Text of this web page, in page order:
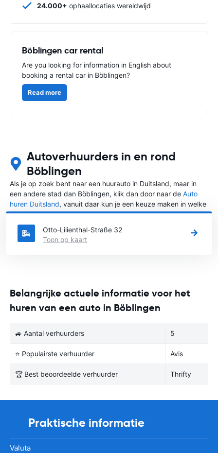
24.000+ ophaallocaties wereldwijd
Böblingen car rental
Are you looking for information in English about
booking a rental car in Böblingen?
Read more
Autoverhuurders in en rond
Böblingen
Als je op zoek bent naar een huurauto in Duitsland, maar in
een andere stad dan Böblingen, klik dan door naar de Auto
huren Duitsland, vanuit daar kun je een keuze maken in welke
stad in Duitsland je een auto huren wilt.
Otto-Lilienthal-Straße 32
Toon op kaart
Belangrijke actuele informatie voor het
huren van een auto in Böblingen
🚙 Aantal verhuurders 5
⭐ Populairste verhuurder Avis
🏆 Best beoordeelde verhuurder Thrifty
Praktische informatie
Valuta